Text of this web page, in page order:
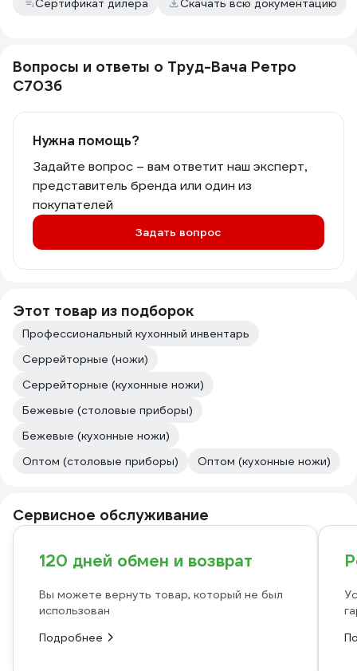
Сертификат дилера Скачать всю документацию
Вопросы и ответы о Труд-Вача Ретро
С703б
Нужна помощь?
Задайте вопрос – вам ответит наш эксперт,
представитель бренда или один из
покупателей
Задать вопрос
Этот товар из подборок
Профессиональный кухонный инвентарь
Серрейторные (ножи)
Серрейторные (кухонные ножи)
Бежевые (столовые приборы)
Бежевые (кухонные ножи)
Оптом (столовые приборы)
Оптом (кухонные ножи)
Сервисное обслуживание
120 дней обмен и возврат
Вы можете вернуть товар, который не был
использован
Подробнее